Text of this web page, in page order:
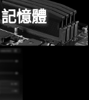
記憶體